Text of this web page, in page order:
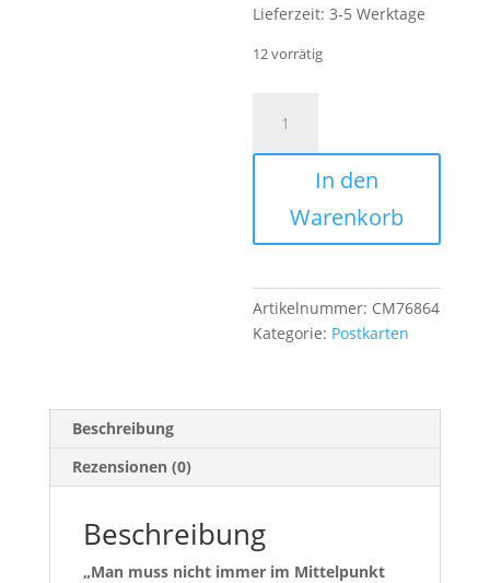
Lieferzeit:3-5 Werktage
12 vorrätig
Mittelpunkt
Menge
In den
Warenkorb
Artikelnummer: CM76864
Kategorie: Postkarten
Beschreibung
Rezensionen (0)
Beschreibung
„Man muss nicht immer im Mittelpunkt